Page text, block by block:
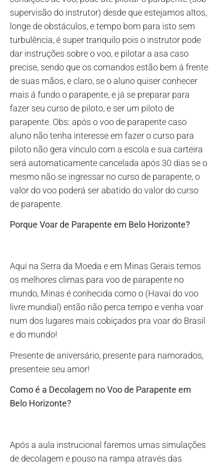
supervisão do instrutor) desde que estejamos altos,
longe de obstáculos, e tempo bom para isto sem
turbulência, é super tranquilo pois o instrutor pode
dar instruções sobre o voo, e pilotar a asa caso
precise, sendo que os comandos estão bem á frente
de suas mãos, e claro, se o aluno quiser conhecer
mais á fundo o parapente, e já se preparar para
fazer seu curso de piloto, e ser um piloto de
parapente. Obs: após o voo de parapente caso
aluno não tenha interesse em fazer o curso para
piloto não gera vínculo com a escola e sua carteira
será automaticamente cancelada após 30 dias se o
mesmo não se ingressar no curso de parapente, o
valor do voo poderá ser abatido do valor do curso
de parapente.
Porque Voar de Parapente em Belo Horizonte?
Aqui na Serra da Moeda e em Minas Gerais temos
os melhores climas para voo de parapente no
mundo, Minas é conhecida como o (Havaí do voo
livre mundial) então não perca tempo e venha voar
num dos lugares mais cobiçados pra voar do Brasil
e do mundo!
Presente de aniversário, presente para namorados,
presenteie seu amor!
Como é a Decolagem no Voo de Parapente em
Belo Horizonte?
Após a aula instrucional faremos umas simulações
de decolagem e pouso na rampa através das